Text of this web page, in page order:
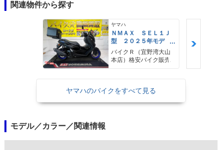
関連物件から探す
ヤマハ
ＮＭＡＸ ＳＥＬ１Ｊ
型 ２０２５年モデ
ル ＡＢＳ キーレ
ス リアキャリア リ
アＢＯＸ
バイクＲ（宜野湾大山
本店）格安バイク販売
ヤマハのバイクをすべて見る
モデル／カラー／関連情報